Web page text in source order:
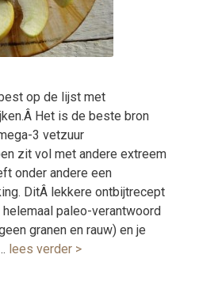
op de lijst met
Het is de beste bron
3 vetzuur
zit vol met andere extreem
onder andere een
DitÂ lekkere ontbijtrecept
paleo-verantwoord
granen en rauw) en je
lees verder >